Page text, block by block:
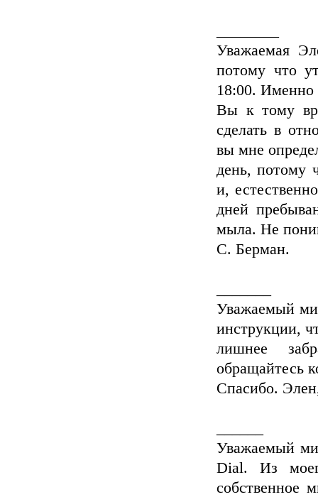
Уважаемая
потому что
18:00. Именно
Вы к тому
сделать в
вы мне
день, потому
и,
дней
мыла. Не
С. Берман.
Уважаемый
инструкции,
лишнее
обращайтесь
Спасибо.
Уважаемый
Dial. Из
собственное